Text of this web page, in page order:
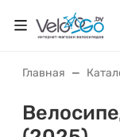
Главная